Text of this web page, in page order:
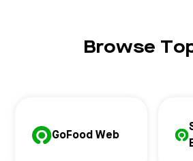
Browse
GoFood Web